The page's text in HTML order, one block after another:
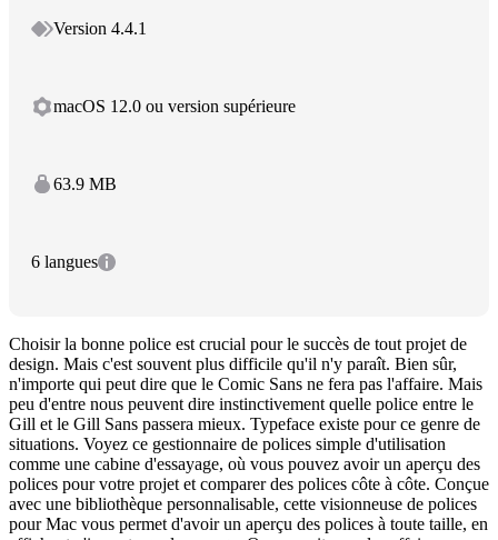
Version 4.4.1
macOS 12.0 ou version supérieure
63.9 MB
6 langues
Choisir la bonne police est crucial pour le succès de tout projet de
design. Mais c'est souvent plus difficile qu'il n'y paraît. Bien sûr,
n'importe qui peut dire que le Comic Sans ne fera pas l'affaire. Mais
peu d'entre nous peuvent dire instinctivement quelle police entre le
Gill et le Gill Sans passera mieux. Typeface existe pour ce genre de
situations. Voyez ce gestionnaire de polices simple d'utilisation
comme une cabine d'essayage, où vous pouvez avoir un aperçu des
polices pour votre projet et comparer des polices côte à côte. Conçue
avec une bibliothèque personnalisable, cette visionneuse de polices
pour Mac vous permet d'avoir un aperçu des polices à toute taille, en